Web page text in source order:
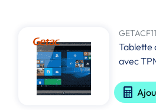
Tablette
avec